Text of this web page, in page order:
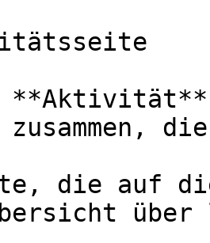
**Aktivität**
zusammen,
die auf